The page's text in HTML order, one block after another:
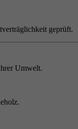
geprüft.
Umwelt.